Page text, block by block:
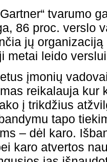
tvarumo
86 proc. verslo
jų
metai leido
įmonių
reikalauja kur
į trikdžius
tapo
– dėl karo.
karo atvertos